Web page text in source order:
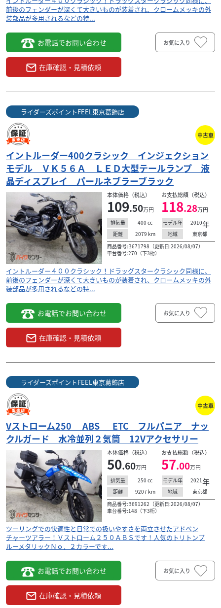
前後のフェンダーが深くて大きいものが装着され、クロームメッキの外
装部品が多用されるなどの特...
お電話でお問い合わせ
在庫確認・見積依頼
お気に入り
ライダーズポイントFEEL東京葛飾店
中古車
イントルーダー400クラシック インジェクション
モデル ＶＫ５６Ａ ＬＥＤ大型テールランプ 液
晶ディスプレイ パールネブラーブラック
本体価格（税込）
109.50万円
お支払総額（税込）
118.28万円
排気量 400 cc モデル年 2010年
距離 2079 km 地域
東京都
商品番号:B671798（更新日:2026/08/07）
車台番号:270（下3桁）
イントルーダー４００クラシック！ドラッグスタークラシック同様に、
前後のフェンダーが深くて大きいものが装着され、クロームメッキの外
装部品が多用されるなどの特...
お電話でお問い合わせ
在庫確認・見積依頼
お気に入り
ライダーズポイントFEEL東京葛飾店
中古車
Vストローム250 ABS ETC フルパニア ナッ
クルガード 水冷並列２気筒 12Vアクセサリー
本体価格（税込）
50.60万円
お支払総額（税込）
57.00万円
排気量 250 cc モデル年 2021年
距離 9207 km 地域
東京都
商品番号:B691262（更新日:2026/08/07）
車台番号:148（下3桁）
ツーリングでの快適性と日常での扱いやすさを両立させたアドベン
チャーツアラー！Ｖストローム２５０ＡＢＳです！人気のトリトンブ
ルーメタリックＮｏ．２カラーです...
お電話でお問い合わせ
在庫確認・見積依頼
お気に入り